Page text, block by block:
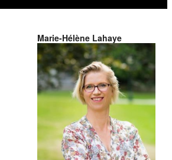
Marie-Hélène Lahaye